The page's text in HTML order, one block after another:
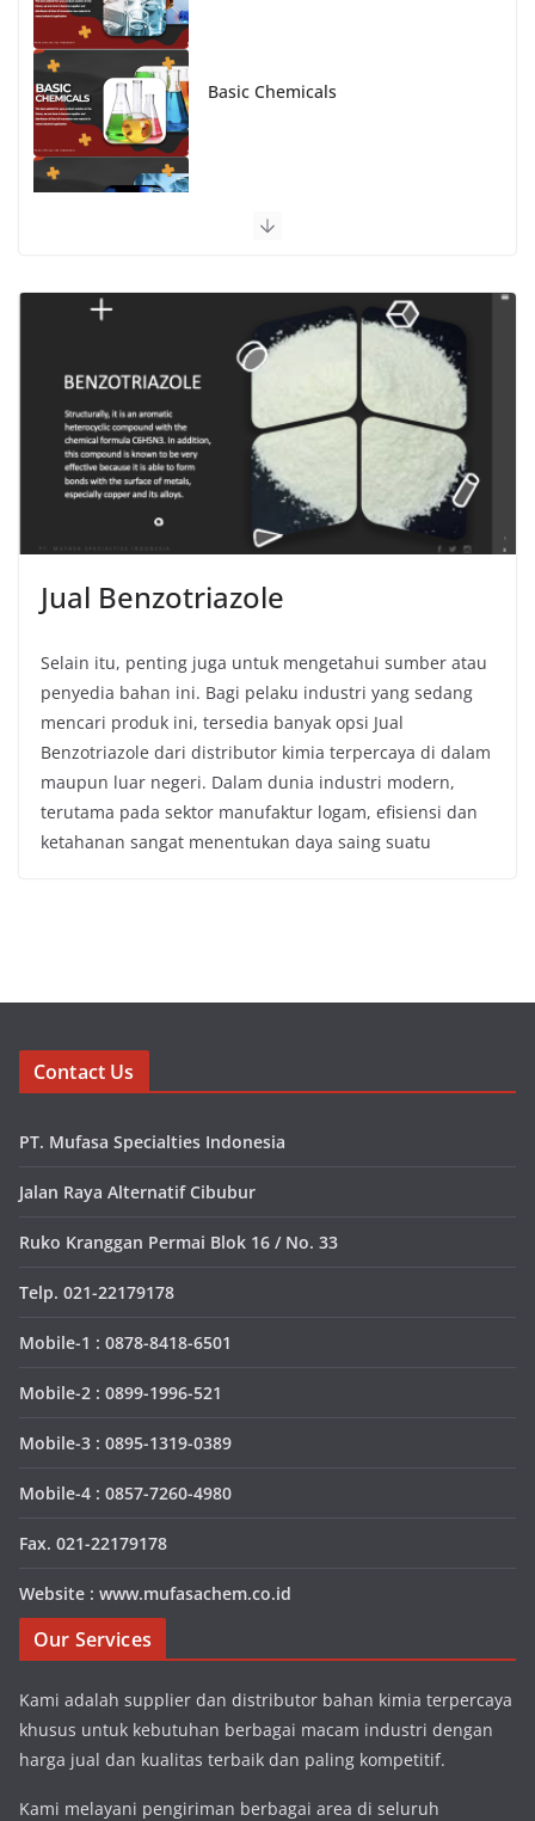
Basic Chemicals
Jual Benzotriazole
Selain itu, penting juga untuk mengetahui sumber atau
penyedia bahan ini. Bagi pelaku industri yang sedang
mencari produk ini, tersedia banyak opsi Jual
Benzotriazole dari distributor kimia terpercaya di dalam
maupun luar negeri. Dalam dunia industri modern,
terutama pada sektor manufaktur logam, efisiensi dan
ketahanan sangat menentukan daya saing suatu
Contact Us
PT. Mufasa Specialties Indonesia
Jalan Raya Alternatif Cibubur
Ruko Kranggan Permai Blok 16 / No. 33
Telp. 021-22179178
Mobile-1 : 0878-8418-6501
Mobile-2 : 0899-1996-521
Mobile-3 : 0895-1319-0389
Mobile-4 : 0857-7260-4980
Fax. 021-22179178
Website : www.mufasachem.co.id
Our Services
Kami adalah supplier dan distributor bahan kimia terpercaya
khusus untuk kebutuhan berbagai macam industri dengan
harga jual dan kualitas terbaik dan paling kompetitif.
Kami melayani pengiriman berbagai area di seluruh